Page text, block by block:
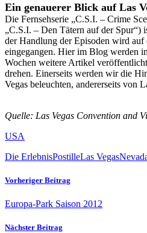
Ein genauerer Blick auf Las
Die Fernsehserie „C.S.I. – Crime
„C.S.I. – Den Tätern auf der Spur“)
der Handlung der Episoden wird auf
eingegangen. Hier im Blog werden
Wochen weitere Artikel
drehen. Einerseits werden wir die
Vegas beleuchten, andererseits von
Quelle: Las Vegas Convention and
USA
Die ErlebnisPostilleLas Vegas
Vorheriger Beitrag
Europa-Park Saison 2012
Nächster Beitrag